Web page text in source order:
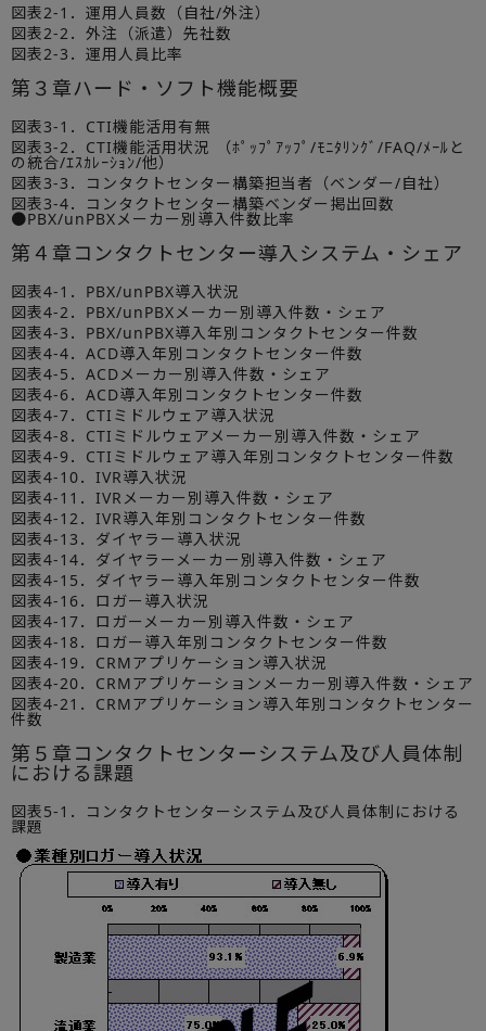
図表2-1．運用人員数（自社/外注）
図表2-2．外注（派遣）先社数
図表2-3．運用人員比率
第３章ハード・ソフト機能概要
図表3-1．CTI機能活用有無
図表3-2．CTI機能活用状況 （ﾎﾟｯﾌﾟｱｯﾌﾟ/ﾓﾆﾀﾘﾝｸﾞ/FAQ/ﾒｰﾙと
の統合/ｴｽｶﾚｰｼｮﾝ/他）
図表3-3．コンタクトセンター構築担当者（ベンダー/自社）
図表3-4．コンタクトセンター構築ベンダー掲出回数
●PBX/unPBXメーカー別導入件数比率
第４章コンタクトセンター導入システム・シェア
図表4-1．PBX/unPBX導入状況
図表4-2．PBX/unPBXメーカー別導入件数・シェア
図表4-3．PBX/unPBX導入年別コンタクトセンター件数
図表4-4．ACD導入年別コンタクトセンター件数
図表4-5．ACDメーカー別導入件数・シェア
図表4-6．ACD導入年別コンタクトセンター件数
図表4-7．CTIミドルウェア導入状況
図表4-8．CTIミドルウェアメーカー別導入件数・シェア
図表4-9．CTIミドルウェア導入年別コンタクトセンター件数
図表4-10．IVR導入状況
図表4-11．IVRメーカー別導入件数・シェア
図表4-12．IVR導入年別コンタクトセンター件数
図表4-13．ダイヤラー導入状況
図表4-14．ダイヤラーメーカー別導入件数・シェア
図表4-15．ダイヤラー導入年別コンタクトセンター件数
図表4-16．ロガー導入状況
図表4-17．ロガーメーカー別導入件数・シェア
図表4-18．ロガー導入年別コンタクトセンター件数
図表4-19．CRMアプリケーション導入状況
図表4-20．CRMアプリケーションメーカー別導入件数・シェア
図表4-21．CRMアプリケーション導入年別コンタクトセンター
件数
第５章コンタクトセンターシステム及び人員体制
における課題
図表5-1．コンタクトセンターシステム及び人員体制における
課題